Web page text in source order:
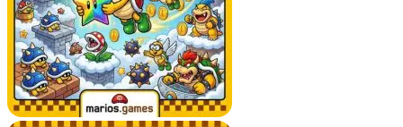
독특한 테마 및 환경
각 구역에는 기계 세계부터 자연 풍경까지 독특한 스타일이 있
어 게임플레이를 신선하고 흥미롭게 유지합니다.
균형 잡힌 난이도